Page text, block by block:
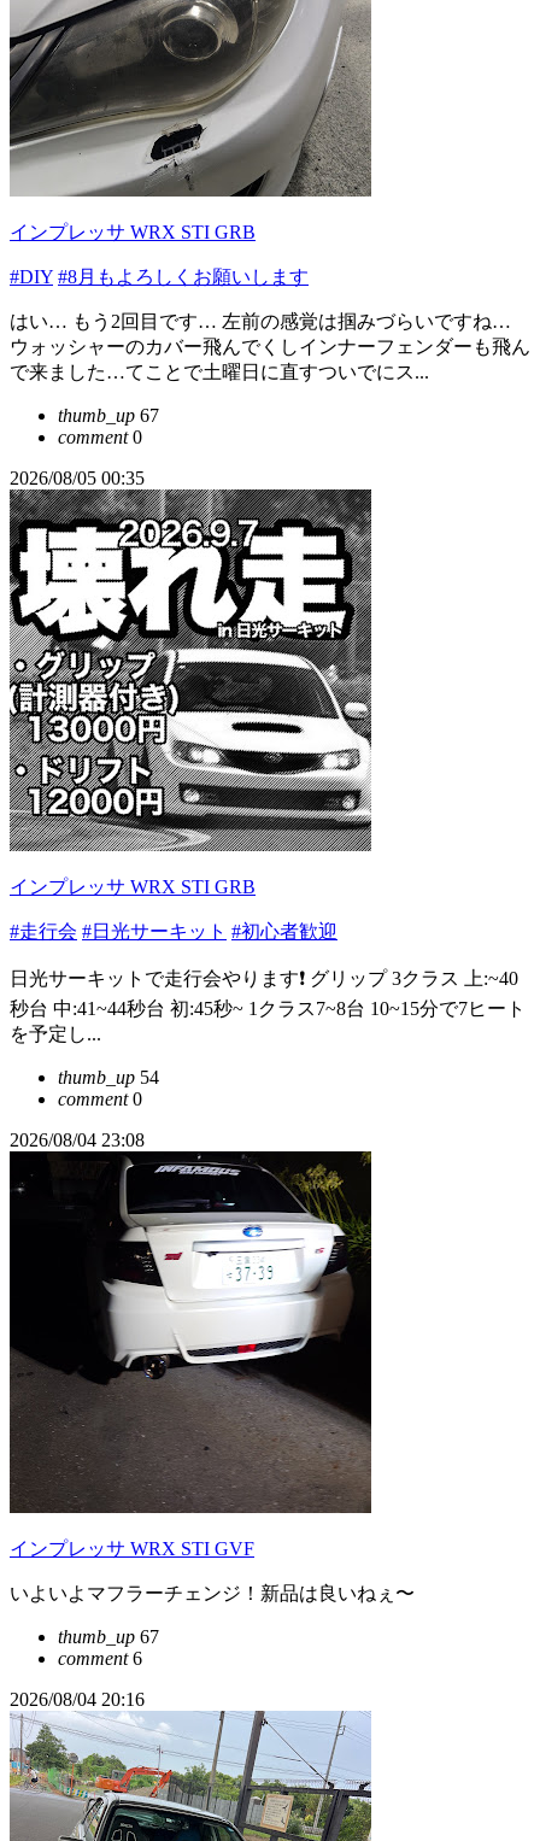
インプレッサ WRX STI GRB
#DIY #8月もよろしくお願いします
はい… もう2回目です… 左前の感覚は掴みづらいですね…
ウォッシャーのカバー飛んでくしインナーフェンダーも飛ん
で来ました…てことで土曜日に直すついでにス...
thumb_up 67
comment0
2026/08/05 00:35
インプレッサ WRX STI GRB
#走行会 #日光サーキット #初心者歓迎
日光サーキットで走行会やります❗️ グリップ 3クラス 上:~40
秒台 中:41~44秒台 初:45秒~ 1クラス7~8台 10~15分で7ヒート
を予定し...
thumb_up 54
comment0
2026/08/04 23:08
インプレッサ WRX STI GVF
いよいよマフラーチェンジ！新品は良いねぇ〜
thumb_up 67
comment6
2026/08/04 20:16